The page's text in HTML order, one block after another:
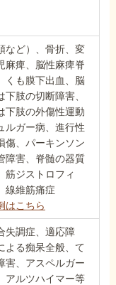
など）、骨折、変
麻痺、脳性麻痺脊
くも膜下出血、脳
肢の切断障害、
下肢の外傷性運動
ルガー病、進行性
傷、パーキンソン
障害、脊髄の器質
筋ジストロフィ
線維筋痛症
はこちら
失調症、適応障
よる痴呆全般、て
害、アスペルガー
アルツハイマー等